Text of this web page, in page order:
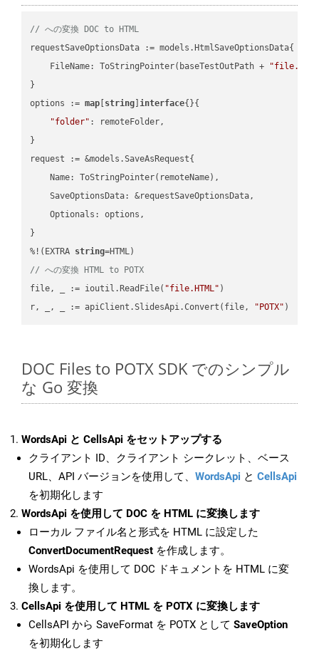
// への変換 DOC to HTML
requestSaveOptionsData := models.HtmlSaveOptionsData{
    FileName: ToStringPointer(baseTestOutPath +
"file.DOC"
}
options := map string ]interface{}{
"folder" : remoteFolder,
}
request := &models.SaveAsRequest{
    Name: ToStringPointer(remoteName),
    SaveOptionsData: &requestSaveOptionsData,
    Optionals: options,
}
%!(EXTRA string
// への変換 HTML to POTX
file, _ := ioutil.ReadFile( "file.HTML" )
r, _, _ := apiClient.SlidesApi.Convert(file,
"POTX"
DOC Files to POTX SDK でのシンプル
な Go 変換
WordsApi と CellsApi をセットアップする
クライアント ID、クライアント シークレット、ベース
URL、API バージョンを使用して、 WordsApi と CellsApi
を初期化します
WordsApi を使用して DOC を HTML に変換します
ローカル ファイル名と形式を HTML に設定した
ConvertDocumentRequest を作成します。
WordsApi を使用して DOC ドキュメントを HTML に変
換します。
CellsApi を使用して HTML を POTX に変換します
CellsAPI から SaveFormat を POTX として SaveOption
を初期化します